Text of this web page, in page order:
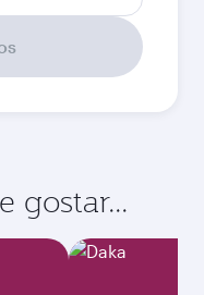
gostar...